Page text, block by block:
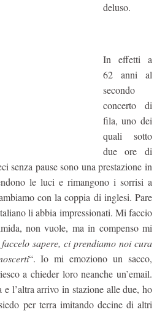
deluso.
In effetti a
62 anni al
secondo
concerto di
fila, uno dei
quali sotto
due ore di
senza pause sono una prestazione in
le luci e rimangono i sorrisi a
con la coppia di inglesi. Pare
li abbia impressionati. Mi faccio
non vuole, ma in compenso mi
sapere, ci prendiamo noi cura
“. Io mi emoziono un sacco,
a chieder loro neanche un’email.
e l’altra arrivo in stazione alle due, ho
per terra imitando decine di altri